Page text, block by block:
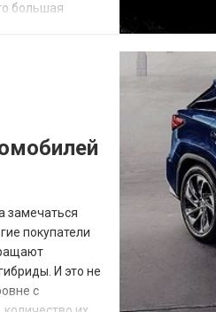
большая
средством
в этом воп...
замечаться
покупатели
И это не
с